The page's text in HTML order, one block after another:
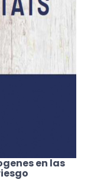
en las